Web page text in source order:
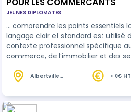
POUR LES COMMERCANTS
JEUNES DIPLOMATES
… comprendre les points essentiels
langage clair et standard est utilisé
contexte professionnel spécifique
commerce, de l’immobilier et des
simple enanglais
professionnel,
la conjugaison anglaises. Organisation de la
formation : 15 heures de cours avec un
Albertville
> 0€ HT